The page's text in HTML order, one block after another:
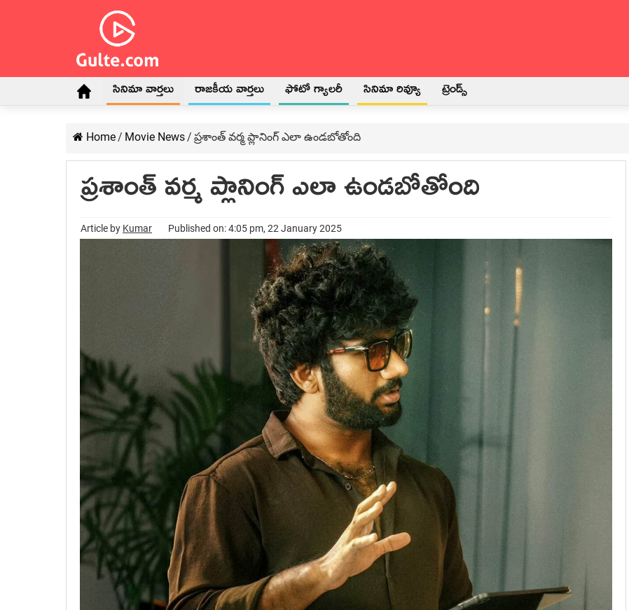
సినిమా వార్తలు రాజకీయ వార్తలు ఫోటో గ్యాలరీ సినిమా రివ్యూ ట్రెండ్స్
Home/ Movie News/ ప్రశాంత్ వర్మ ప్లానింగ్ ఎలా ఉండబోతోంది
ప్రశాంత్ వర్మ ప్లానింగ్ ఎలా ఉండబోతోంది
Article by Kumar Published on: 4:05 pm, 22 January 2025